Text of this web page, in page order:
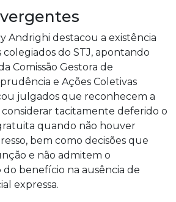
Andrighi destacou a existência
do STJ, apontando
Comissão Gestora de
e Ações Coletivas
julgados que reconhecem a
considerar tacitamente deferido o
quando não houver
bem como decisões que
e não admitem o
benefício na ausência de
expressa.